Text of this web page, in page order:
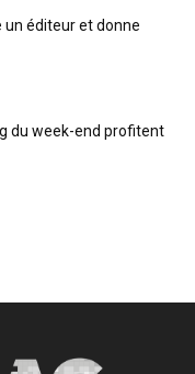
éditeur et donne
du week-end profitent